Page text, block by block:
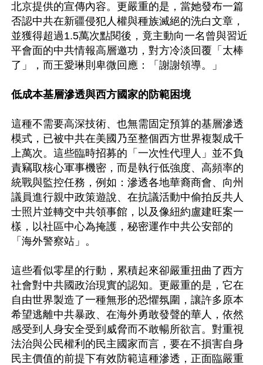
北京提供的宣傳內容。更嚴重的是，當她發布一篇
否認中共在新疆侵犯人權與種族滅絕的洗白文章，
並獲得超過1.5萬次點閱後，竟主動向一名曾與習近
平會面的中共情報高層邀功，對方冷淡回覆「太棒
了」，而王愛琳則卑微回應：「謝謝領導。」
低成本基層滲透與西方國家的防範困境
這種不需要高深技術、也無需固定預算的基層滲透
模式，已被中共在美國乃至整個西方世界複製成千
上萬次。這些臨時招募的「一次性代理人」並不負
責竊取核心軍事機密，而是執行低強度、高頻率的
統戰與監控任務，例如：滲透各地華裔商會、向州
議員進行親中政策遊說、在抗議活動中偷拍反共人
士照片並轉交中共領事館，以及像紐約盧建旺案一
樣，以社區中心為掩護，秘密運作中共公安部的
「海外警察站」。
這些看似零星的行動，累積起來卻嚴重扭曲了西方
社會對中共國政治現實的認知。更嚴重的是，它在
自由世界製造了一種無形的恐懼氛圍，讓許多原本
希望逃離中共暴政、在海外勇敢發聲的華人，依然
感受到人身安全受到威脅而不敢暢所欲言。對重視
法治與公民權利的民主國家而言，要在不損害自身
民主價值的前提下有效防範這種滲透，正面臨嚴重